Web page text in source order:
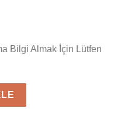
Bilgi Almak İçin Lütfen